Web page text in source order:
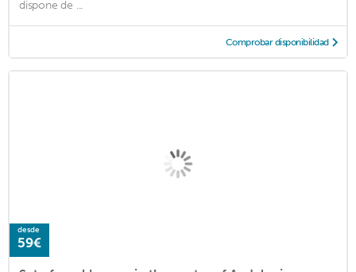
dispone de ...
Comprobar disponibilidad
desde
59€